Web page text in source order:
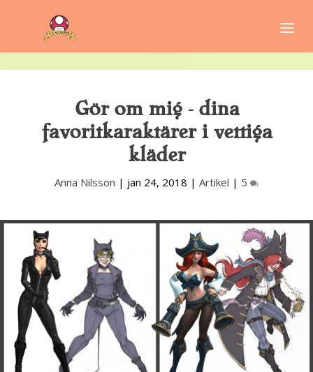
Gör om mig – dina
favoritkaraktärer i vettiga
kläder
Anna Nilsson | jan 24, 2018 | Artikel | 5